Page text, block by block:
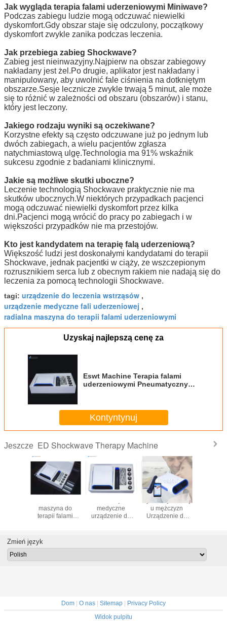
Jak wygląda terapia falami uderzeniowymi Miniwave?
Podczas zabiegu ludzie mogą odczuwać niewielki
dyskomfort.Gdy obszar staje się odczulony, początkowy
dyskomfort zwykle zanika podczas leczenia.
Jak przebiega zabieg Shockwave?
Zabieg jest nieinwazyjny.Najpierw na obszar zabiegowy
nakładany jest żel.Po drugie, aplikator jest nakładany i
manipulowany, aby uwolnić fale ciśnienia na dotkniętym
obszarze.Sesje lecznicze zwykle trwają 5 minut, ale może
się to różnić w zależności od obszaru (obszarów) i stanu,
który jest leczony.
Jakiego rodzaju wyniki są oczekiwane?
Korzystne efekty są często odczuwane już po jednym lub
dwóch zabiegach, a wielu pacjentów zgłasza
natychmiastową ulgę.Technologia ma 91% wskaźnik
sukcesu zgodnie z badaniami klinicznymi.
Jakie są możliwe skutki uboczne?
Leczenie technologią Shockwave praktycznie nie ma
skutków ubocznych.W niektórych przypadkach pacjenci
mogą odczuwać niewielki dyskomfort przez kilka
dni.Pacjenci mogą wrócić do pracy po zabiegach i w
większości przypadków nie ma przestojów.
Kto jest kandydatem na terapię falą uderzeniową?
Większość ludzi jest doskonałymi kandydatami do terapii
Shockwave, jednak pacjentki w ciąży, ze wszczepionym
rozrusznikiem serca lub z obecnym rakiem nie nadają się do
leczenia za pomocą technologii Shockwave.
tagi: urządzenie do leczenia wstrząsów ,
urządzenie medyczne fali uderzeniowej ,
radialna maszyna do terapii falami uderzeniowymi
Uzyskaj najlepszą cenę za
Eswt Machine Terapia falami
uderzeniowymi Pneumatyczny
Kontyntynuj
Jeszcze ED Shockwave Therapy Machine
1,0
energii
maszyna do
terapii falami
Medical Device
medyczne
urządzenie do
Portable
Dysfunkcja erekcji
u mężczyzn
Urządzenie do
pozaustrojowe
Zmień język
Dom O nas Sitemap
Privacy Policy
Widok pulpitu